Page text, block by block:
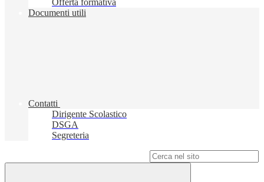
Offerta formativa
Documenti utili
Contatti
Dirigente Scolastico
DSGA
Segreteria